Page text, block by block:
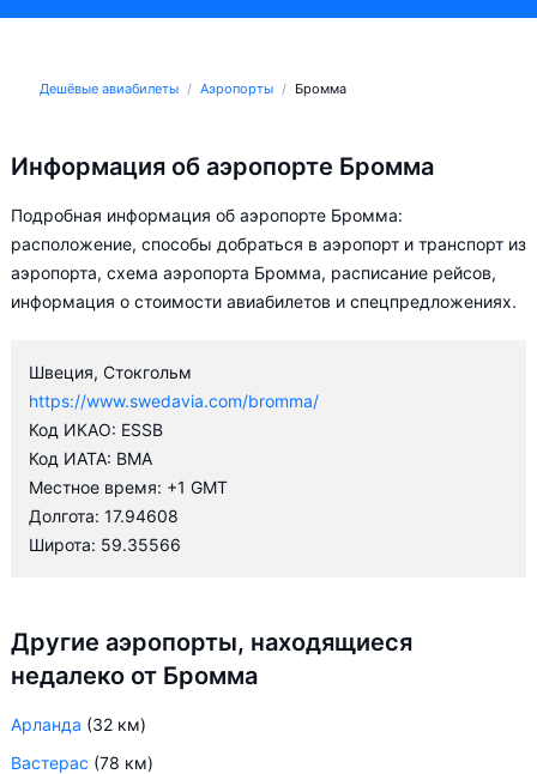
Дешёвые авиабилеты Аэропорты Бромма
Информация об аэропорте Бромма
Подробная информация об аэропорте Бромма:
расположение, способы добраться в аэропорт и транспорт из
аэропорта, схема аэропорта Бромма, расписание рейсов,
информация о стоимости авиабилетов и спецпредложениях.
Швеция, Стокгольм
https://www.swedavia.com/bromma/
Код ИКАО: ESSB
Код ИАТА: BMA
Местное время: +1 GMT
Долгота: 17.94608
Широта: 59.35566
Другие аэропорты, находящиеся
недалеко от Бромма
Арланда (32 км)
Вастерас (78 км)